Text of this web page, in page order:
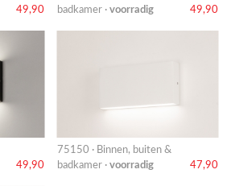
49,90
badkamer · voorradig 49,90
49,90
75150 · Binnen, buiten &
badkamer · voorradig 47,90